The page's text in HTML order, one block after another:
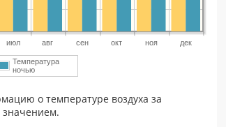
июл авг сен окт ноя дек
Температура
ночью
о температуре воздуха за
значением.